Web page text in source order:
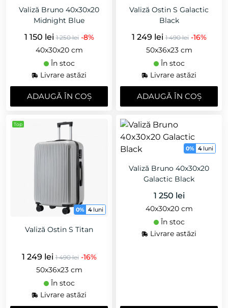
Valiză Bruno 40x30x20
Midnight Blue
1 150 lei 1 250 lei -8%
40x30x20 cm
În stoc
Livrare astăzi
ADAUGǍ ÎN COȘ
Valiză Ostin S Galactic
Black
1 249 lei 1 490 lei -16%
50x36x23 cm
În stoc
Livrare astăzi
ADAUGǍ ÎN COȘ
Top
0% 4 luni
Valiză Ostin S Titan
1 249 lei 1 490 lei -16%
50x36x23 cm
În stoc
Livrare astăzi
0% 4 luni
Valiză Bruno 40x30x20
Galactic Black
1 250 lei
40x30x20 cm
În stoc
Livrare astăzi